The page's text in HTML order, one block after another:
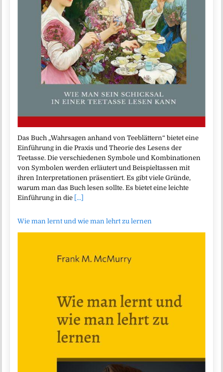
Das Buch „Wahrsagen anhand von Teeblättern“ bietet eine
Einführung in die Praxis und Theorie des Lesens der
Teetasse. Die verschiedenen Symbole und Kombinationen
von Symbolen werden erläutert und Beispieltassen mit
ihren Interpretationen präsentiert. Es gibt viele Gründe,
warum man das Buch lesen sollte. Es bietet eine leichte
Einführung in die [...]
Wie man lernt und wie man lehrt zu lernen